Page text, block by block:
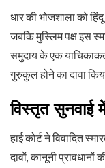
धार की भोजशाला को
जबकि मुस्लिम पक्ष इस
समुदाय के एक
गुरुकुल होने का दावा
विस्तृत सुनवाई
हाई कोर्ट ने विवादित
दावों, कानूनी